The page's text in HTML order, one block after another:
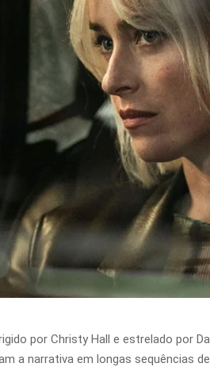
por Christy Hall e estrelado por
a narrativa em longas sequências